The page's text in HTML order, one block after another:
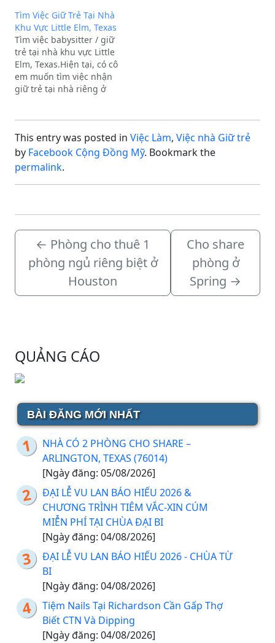
Tìm Việc Giữ Trẻ Tại Nhà
Khu Vực Little Elm, Texas
Tìm việc babysitter / giữ
trẻ tại nhà khu vực Little
Elm, Texas.Hiện tại, có cô
em muốn tìm việc nhận
giữ trẻ tại nhà riêng ở
vào buổi sáng và đón bé
về vào buổi chiều.Quý…
This entry was posted in Việc Làm, Việc nhà Giữ trẻ
by Facebook Cộng Đồng Mỹ. Bookmark the
permalink.
← Phòng cho thuê 1
phòng ngủ riêng biệt ở
Houston
Cho share
phòng ở
Spring →
QUẢNG CÁO
BÀI ĐĂNG MỚI NHẤT
NHÀ CÓ 2 PHÒNG CHO SHARE –
ARLINGTON, TEXAS (76014)
[Ngày đăng: 05/08/2026]
ĐẠI LỄ VU LAN BÁO HIẾU 2026 &
CHƯƠNG TRÌNH TIÊM VẮC-XIN CÚM
MIỄN PHÍ TẠI CHÙA ĐẠI BI
[Ngày đăng: 04/08/2026]
ĐẠI LỄ VU LAN BÁO HIẾU 2026 - CHÙA TỪ
BI
[Ngày đăng: 04/08/2026]
Tiệm Nails Tại Richardson Cần Gấp Thợ
Biết CTN Và Dipping
[Ngày đăng: 04/08/2026]